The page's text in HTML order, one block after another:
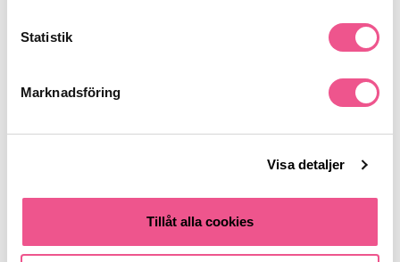
Statistik
Marknadsföring
Visa detaljer
Tillåt alla cookies
Nail Colour - Don't Tell Mama Nail Colour - Yellow Brick Road